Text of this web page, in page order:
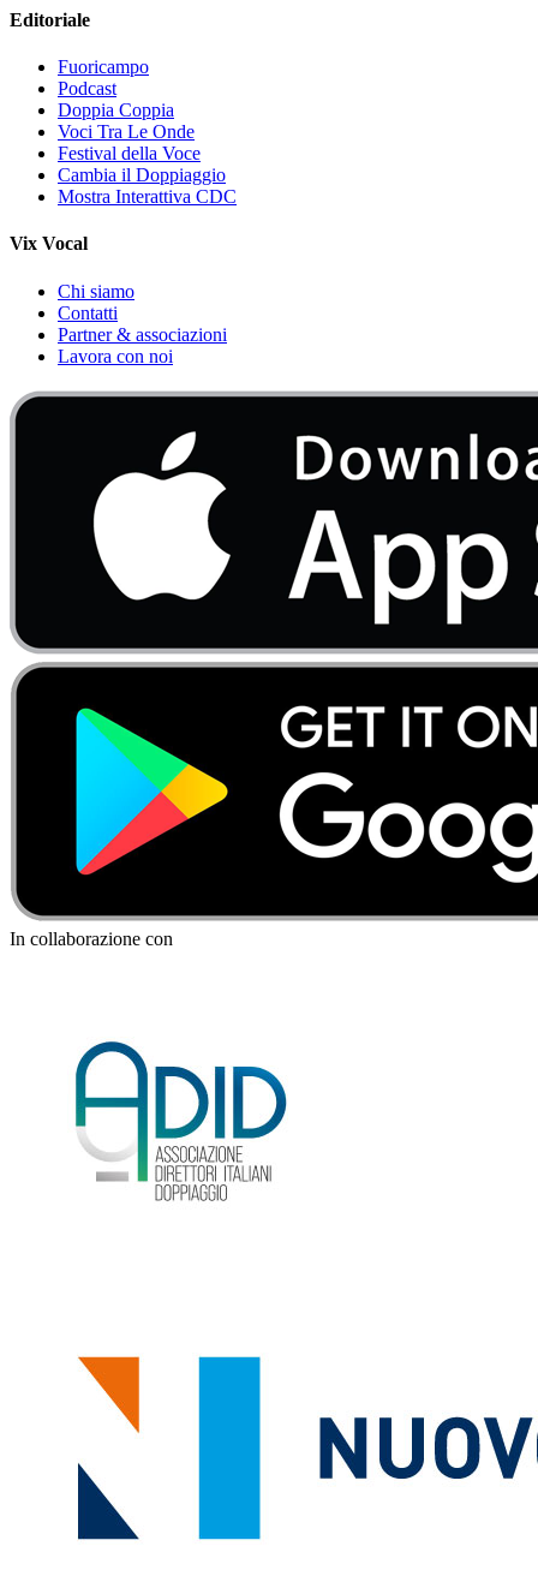
Editoriale
Fuoricampo
Podcast
Doppia Coppia
Voci Tra Le Onde
Festival della Voce
Cambia il Doppiaggio
Mostra Interattiva CDC
Vix Vocal
Chi siamo
Contatti
Partner & associazioni
Lavora con noi
In collaborazione con